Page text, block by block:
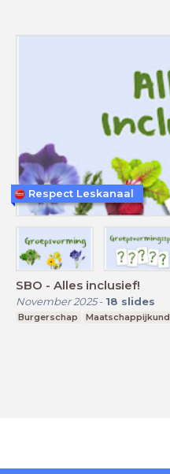
SBO - Alles inclusief!
November 2025- 18 slides
Burgerschap
Respect Leskanaal